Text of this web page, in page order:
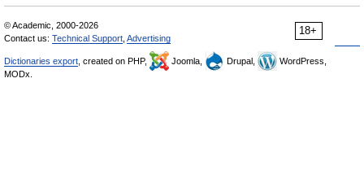
18+
© Academic, 2000-2026
Contact us: Technical Support Advertising
Dictionaries export , created on PHP, Joomla, Drupal,
WordPress,
MODx.